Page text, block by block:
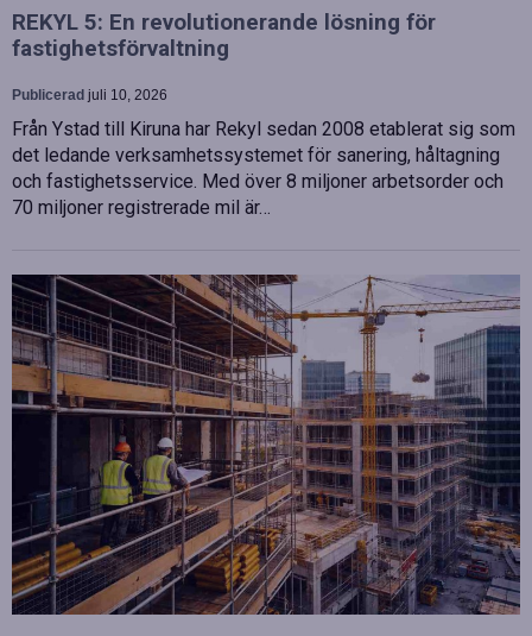
REKYL 5: En revolutionerande lösning för
fastighetsförvaltning
Publicerad juli 10, 2026
Från Ystad till Kiruna har Rekyl sedan 2008 etablerat sig som
det ledande verksamhetssystemet för sanering, håltagning
och fastighetsservice. Med över 8 miljoner arbetsorder och
70 miljoner registrerade mil är…